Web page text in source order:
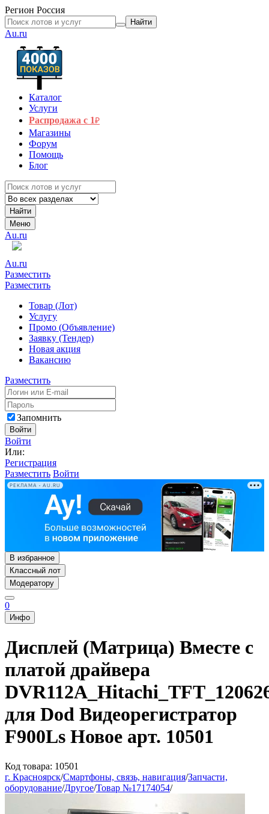
Регион Россия
Найти
Au.ru
Каталог
Услуги
Распродажа с 1₽
Магазины
Форум
Помощь
Блог
Найти
Меню
Au.ru
Au.ru
Разместить
Разместить
Товар (Лот)
Услугу
Промо (Объявление)
Заявку (Тендер)
Новая акция
Вакансию
Разместить
Запомнить
Войти
Войти
Или:
Регистрация
Разместить Войти
РЕКЛАМА • AU.RU
В избранное
Классный лот
Модератору
0
Инфо
Дисплей (Матрица) Вместе с
платой драйвера
для Dod Видеорегистратор
F900Ls Новое арт. 10501
Код товара: 10501
г. Красноярск/Смартфоны, связь, навигация/Запчасти,
оборудование/Другое/Товар №17174054/